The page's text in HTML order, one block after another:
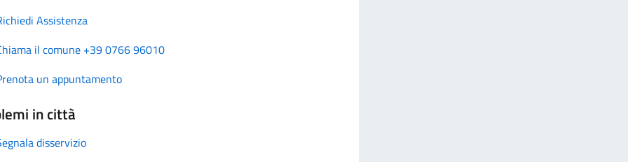
Assistenza
il comune +39 0766 96010
un appuntamento
in città
disservizio